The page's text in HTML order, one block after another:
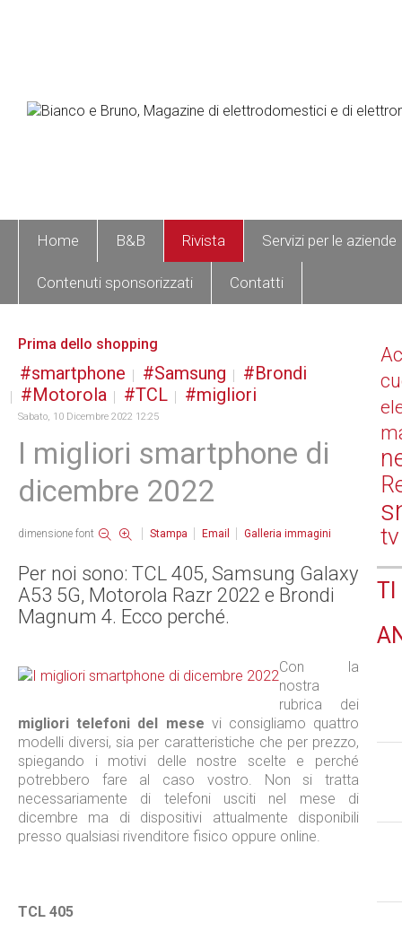
Home B&B Rivista Servizi per le aziende
Contenuti sponsorizzati Contatti
Prima dello shopping
smartphone Samsung
Brondi
Motorola
TCL migliori
Sabato, 10 Dicembre 2022 12:25
I migliori smartphone di
dicembre 2022
dimensione font Stampa Email Galleria immagini
Per noi sono: TCL 405, Samsung Galaxy
A53 5G, Motorola Razr 2022 e Brondi
Magnum 4. Ecco perché.
Con la
nostra
rubrica dei
migliori telefoni del mese vi consigliamo quattro
modelli diversi, sia per caratteristiche che per prezzo,
spiegando i motivi delle nostre scelte e perché
potrebbero fare al caso vostro. Non si tratta
necessariamente di telefoni usciti nel mese di
dicembre ma di dispositivi attualmente disponibili
presso qualsiasi rivenditore fisico oppure online.
TCL 405
tv
TI